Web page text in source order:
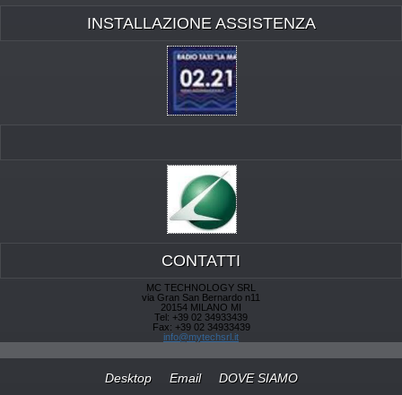
INSTALLAZIONE ASSISTENZA
CONTATTI
MC TECHNOLOGY SRL
via Gran San Bernardo n11
20154 MILANO MI
Tel: +39 02 34933439
Fax: +39 02 34933439
info@mytechsrl.it
Desktop Email DOVE SIAMO